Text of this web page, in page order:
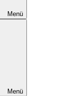
Menü
Menü